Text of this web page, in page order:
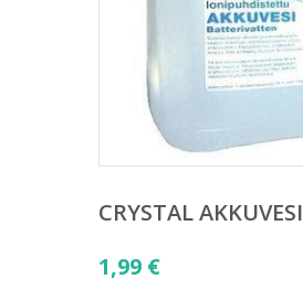
CRYSTAL AKKUVESI
1,99 €